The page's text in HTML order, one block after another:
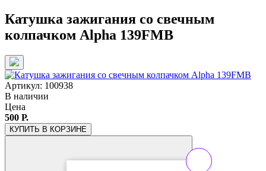
Катушка зажигания со свечным
колпачком Alpha 139FMB
Артикул: 100938
В наличии
Цена
500 Р.
КУПИТЬ В КОРЗИНЕ